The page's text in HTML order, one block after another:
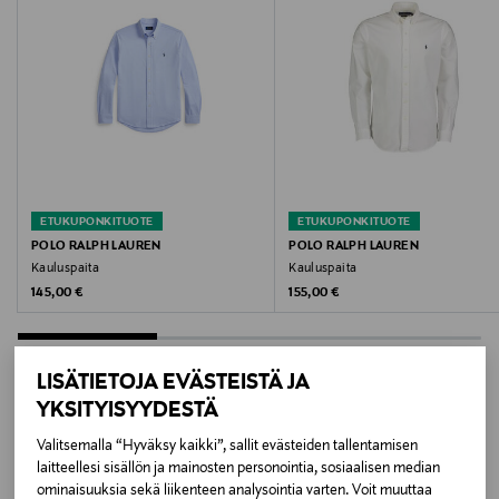
LISÄTIETOJA EVÄSTEISTÄ JA
YKSITYISYYDESTÄ
Valitsemalla “Hyväksy kaikki”, sallit evästeiden tallentamisen
laitteellesi sisällön ja mainosten personointia, sosiaalisen median
ominaisuuksia sekä liikenteen analysointia varten. Voit muuttaa
726 MINERAL GREEN
Valmistusmaa
Turkki
Valmistajan tuotenumero
M61039
Valmistaja
Makia Clothing Oy
ETUKUPONKITUOTE
POLO RALPH LAUREN
Kauluspaita
Original Price
145,00 €
ETUKUPONKITUOTE
POLO RALPH LAUREN
Kauluspaita
Original Price
155,00 €
LISÄÄ KIINNOSTAVIA